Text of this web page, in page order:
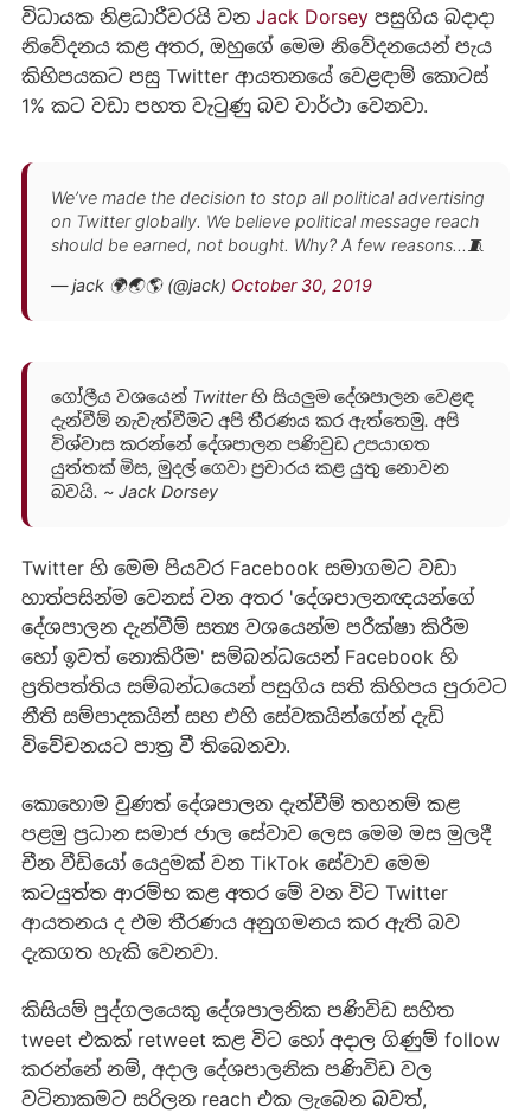
විධායක නිළධාරීවරයි වන Jack Dorseyපසුගිය බදාදා
නිවේදනය කළ අතර, ඔහුගේ මෙම නිවේදනයෙන් පැය
කිහිපයකට පසු Twitter ආයතනයේ වෙළඳාම් කොටස්
1% කට වඩා පහත වැටුණු බව වාර්ථා වෙනවා.
We’ve made the decision to stop all political advertising
on Twitter globally. We believe political message reach
should be earned, not bought. Why? A few reasons…🧵
— jack 🌍🌏🌎 (@jack) October 30, 2019
ගෝලීය වශයෙන් Twitter හි සියලුම දේශපාලන වෙළඳ
දැන්වීම් නැවැත්වීමට අපි තීරණය කර ඇත්තෙමු. අපි
විශ්වාස කරන්නේ දේශපාලන පණිවුඩ උපයාගත
යුත්තක් මිස, මුදල් ගෙවා ප්‍රචාරය කළ යුතු නොවන
බවයි. ~ Jack Dorsey
Twitter හි මෙම පියවර Facebook සමාගමට වඩා
හාත්පසින්ම වෙනස් වන අතර 'දේශපාලනඥයන්ගේ
දේශපාලන දැන්වීම් සත්‍ය වශයෙන්ම පරීක්ෂා කිරීම
හෝ ඉවත් නොකිරීම' සම්බන්ධයෙන් Facebook හි
ප්‍රතිපත්තිය සම්බන්ධයෙන් පසුගිය සති කිහිපය පුරාවට
නීති සම්පාදකයින් සහ එහි සේවකයින්ගේන් දැඩි
විවේචනයට පාත්‍ර වී තිබෙනවා.
කොහොම වුණත් දේශපාලන දැන්වීම් තහනම් කළ
පළමු ප්‍රධාන සමාජ ජාල සේවාව ලෙස මෙම මස මුලදී
චීන වීඩියෝ යෙදුමක් වන TikTok සේවාව මෙම
කටයුත්ත ආරම්භ කළ අතර මේ වන විට Twitter
ආයතනය ද එම තීරණය අනුගමනය කර ඇති බව
දැකගත හැකි වෙනවා.
කිසියම් පුද්ගලයෙකු දේශපාලනික පණිවිඩ සහිත
tweet එකක් retweet කළ විට හෝ අදාල ගිණුම් follow
කරන්නේ නම්, අදාල දේශපාලනික පණිවිඩ වල
වටිනාකමට සරිලන reach එක ලැබෙන බවත්,